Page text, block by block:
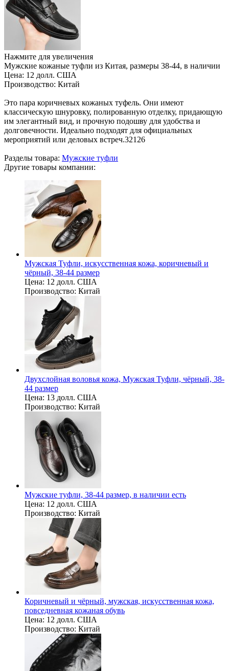
Нажмите для увеличения
Мужские кожаные туфли из Китая, размеры 38-44, в наличии
Цена: 12 долл. США
Производство: Китай
Это пара коричневых кожаных туфель. Они имеют
классическую шнуровку, полированную отделку, придающую
им элегантный вид, и прочную подошву для удобства и
долговечности. Идеально подходят для официальных
мероприятий или деловых встреч.32126
Разделы товара: Мужские туфли
Другие товары компании:
Мужская Туфли, искусственная кожа, коричневый и
чёрный, 38-44 размер
Цена: 12 долл. США
Производство: Китай
Двухслойная воловья кожа, Мужская Туфли, чёрный, 38-
44 размер
Цена: 13 долл. США
Производство: Китай
Мужские туфли, 38-44 размер, в наличии есть
Цена: 12 долл. США
Производство: Китай
Коричневый и чёрный, мужская, искусственная кожа,
повседневная кожаная обувь
Цена: 12 долл. США
Производство: Китай